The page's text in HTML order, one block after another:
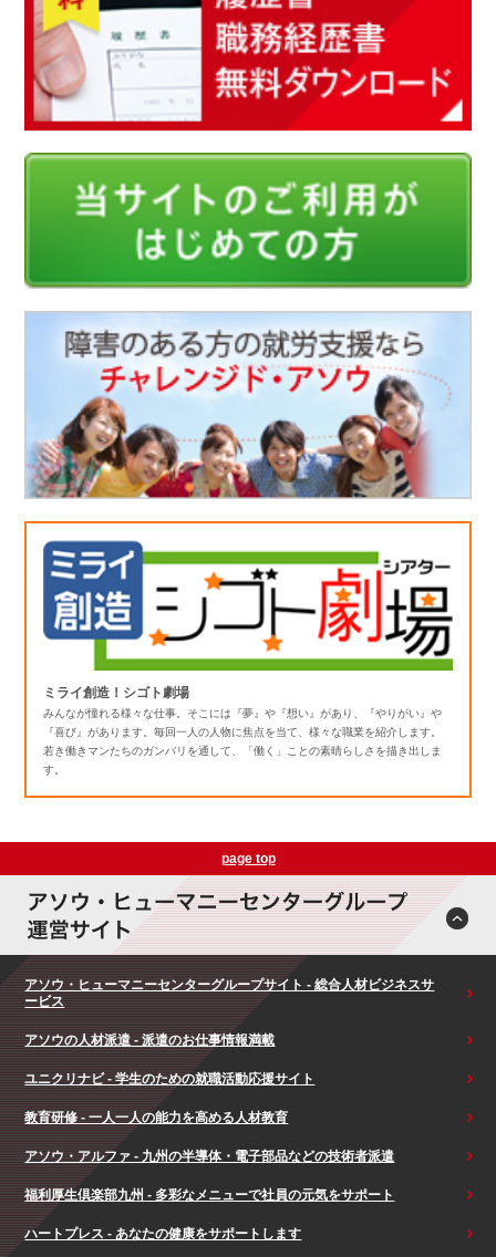
ミライ創造！シゴト劇場
みんなが憧れる様々な仕事。そこには『夢』や『想い』があり、『やりがい』や
『喜び』があります。毎回一人の人物に焦点を当て、様々な職業を紹介します。
若き働きマンたちのガンバリを通して、「働く」ことの素晴らしさを描き出しま
す。
page top
アソウ・ヒューマニーセンターグループサイト - 総合人材ビジネスサ
ービス
アソウの人材派遣 - 派遣のお仕事情報満載
ユニクリナビ - 学生のための就職活動応援サイト
教育研修 - 一人一人の能力を高める人材教育
アソウ・アルファ - 九州の半導体・電子部品などの技術者派遣
福利厚生倶楽部九州 - 多彩なメニューで社員の元気をサポート
ハートプレス - あなたの健康をサポートします